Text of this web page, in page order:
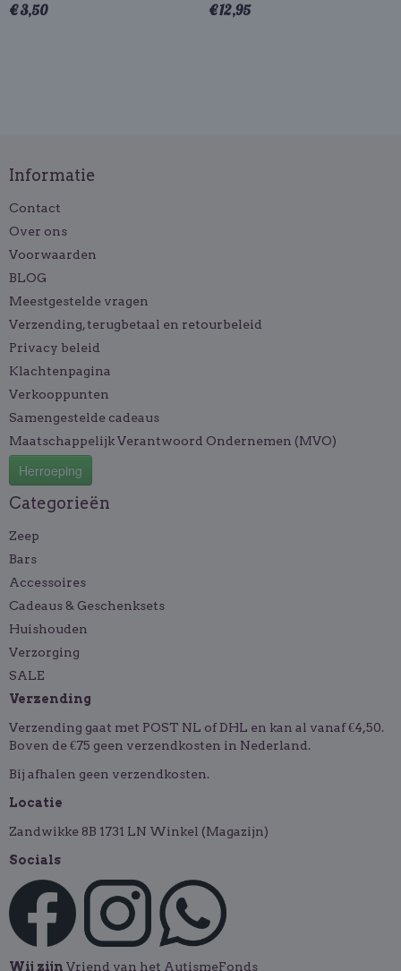
€ 3,50 € 12,95
Informatie
Contact
Over ons
Voorwaarden
BLOG
Meestgestelde vragen
Verzending, terugbetaal en retourbeleid
Privacy beleid
Klachtenpagina
Verkooppunten
Samengestelde cadeaus
Maatschappelijk Verantwoord Ondernemen (MVO)
Herroeping
Categorieën
Zeep
Bars
Accessoires
Cadeaus & Geschenksets
Huishouden
Verzorging
SALE
Verzending
Verzending gaat met POST NL of DHL en kan al vanaf €4,50.
Boven de €75 geen verzendkosten in Nederland.
Bij afhalen geen verzendkosten.
Locatie
Zandwikke 8B 1731 LN Winkel (Magazijn)
Socials
Wij zijn Vriend van het AutismeFonds